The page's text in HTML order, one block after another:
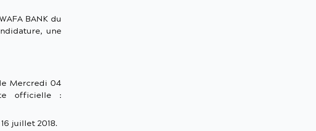
BANK du
une
Mercredi 04
officielle :
juillet 2018.